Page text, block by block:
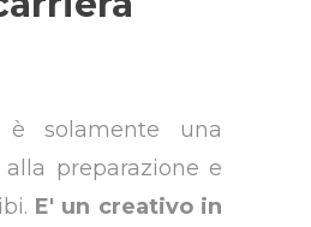
solamente una
preparazione e
E' un creativo in